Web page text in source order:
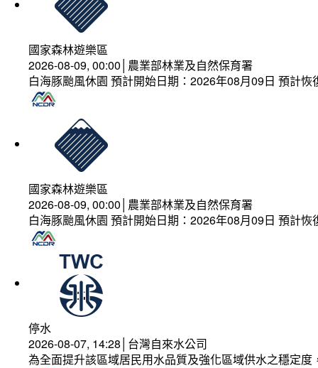
國家森林遊樂區
2026-08-09, 00:00│農業部林業及自然保育署
白海豚颱風休園 預計開始日期：2026年08月09日 預計
國家森林遊樂區
2026-08-09, 00:00│農業部林業及自然保育署
白海豚颱風休園 預計開始日期：2026年08月09日 預計
停水
2026-08-07, 14:28│台灣自來水公司
為全面提升該區域居民用水品質及強化區域供水之穩定